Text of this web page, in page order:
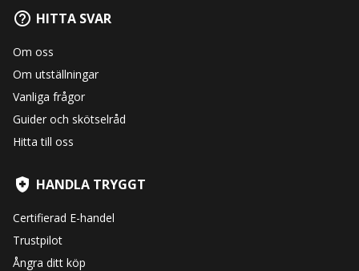
HITTA SVAR
Om oss
Om utställningar
Vanliga frågor
Guider och skötselråd
Hitta till oss
HANDLA TRYGGT
Certifierad E-handel
Trustpilot
Ångra ditt köp